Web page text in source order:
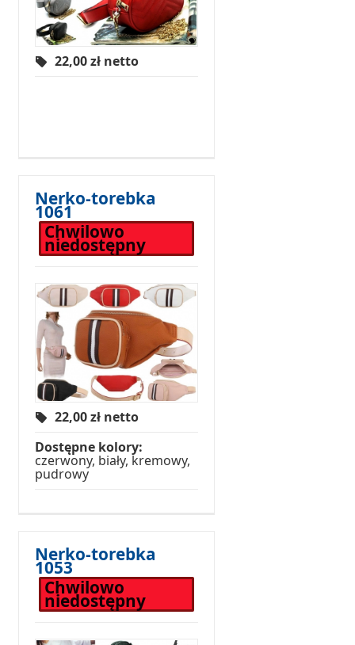
22,00zł netto
Nerko-torebka
1061
Chwilowo
niedostępny
22,00zł netto
Dostępne kolory:
czerwony, biały, kremowy,
pudrowy
Nerko-torebka
1053
Chwilowo
niedostępny